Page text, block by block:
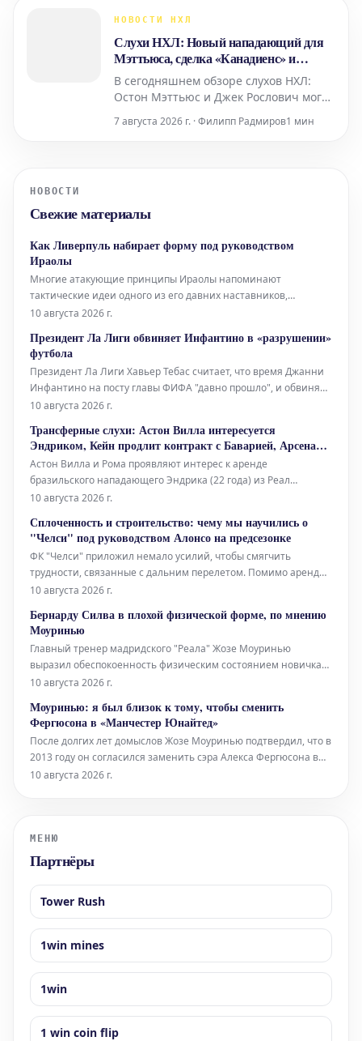
давайте посмотрим на...
НОВОСТИ НХЛ
Слухи НХЛ: Новый нападающий для
Мэттьюса, сделка «Канадиенс» и
потеря «Спортнет»
В сегодняшнем обзоре слухов НХЛ:
Остон Мэттьюс и Джек Рослович могли
«Торонто Мэйпл Лифс» в этом сезоне.
7 августа 2026 г. · Филипп Радмиров1 мин
НОВОСТИ
Свежие материалы
Как Ливерпуль набирает форму под руководством
Ираолы
Многие атакующие принципы Ираолы напоминают
тактические идеи одного из его давних наставников,
бывшего тренера «Лидс Юнайтед» Марсело Бьелсы.
по 2013 год, и в интервью Sky Sports в 2023 году тренер
«Ливерпуля» признал это влияние. «Я исполь
10 августа 2026 г.
Президент Ла Лиги обвиняет Инфантино в «разрушении»
футбола
Президент Ла Лиги Хавьер Тебас считает, что время Джанни
Инфантино на посту главы ФИФА "давно прошло", и обвиняет
его в "разрушении самой сути" футбола. Критика прозвучала
предложения о привлечении частных инвестиций.
Инфантино подвергся пристал
10 августа 2026 г.
Трансферные слухи: Астон Вилла интересуется
Эндриком, Кейн продлит контракт с Баварией, Арсенал
контактирует с Барколой
Астон Вилла и Рома проявляют интерес к аренде
бразильского нападающего Эндрика (22 года) из Реал
Мадрида. Ожидается, что нападающий сборной Англии Гарри
Арсенал вступил в контакт с представителями Брэдли
Барколы (23 года), пытаясь перех
10 августа 2026 г.
Сплоченность и строительство: чему мы научились о
"Челси" под руководством Алонсо на предсезонке
ФК "Челси" приложил немало усилий, чтобы смягчить
трудности, связанные с дальним перелетом. Помимо аренды
частного самолета Airbus A340, клуб немедленно перевел
еды во время перелета, который включал остановку в
Международном аэропорту
10 августа 2026 г.
Бернарду Силва в плохой физической форме, по мнению
Моуринью
Главный тренер мадридского "Реала" Жозе Моуринью
выразил обеспокоенность физическим состоянием новичка
команды Бернарду Силвы, заявив, что португалец вернулся к
Силва, перешедший в стан "сливочных" на правах свободного
агента после истечения кон
10 августа 2026 г.
Моуринью: я был близок к тому, чтобы сменить
Фергюсона в «Манчестер Юнайтед»
После долгих лет домыслов Жозе Моуринью подтвердил, что в
2013 году он согласился заменить сэра Алекса Фергюсона в
«Манчестер Юнайтед», но затем передумал и вернулся в
10 августа 2026 г.
МЕНЮ
Партнёры
Tower Rush
1win mines
1win
1 win coin flip